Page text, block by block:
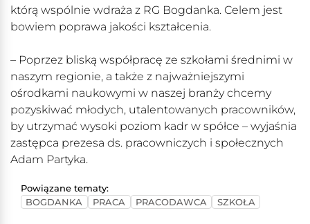
którą wspólnie wdraża z RG Bogdanka. Celem jest
bowiem poprawa jakości kształcenia.
– Poprzez bliską współpracę ze szkołami średnimi w
naszym regionie, a także z najważniejszymi
ośrodkami naukowymi w naszej branży chcemy
pozyskiwać młodych, utalentowanych pracowników,
by utrzymać wysoki poziom kadr w spółce – wyjaśnia
zastępca prezesa ds. pracowniczych i społecznych
Adam Partyka.
Powiązane tematy:
BOGDANKA
PRACA PRACODAWCA SZKOŁA